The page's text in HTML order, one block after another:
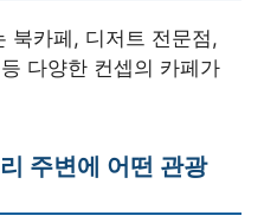
북카페, 디저트 전문점,
다양한 컨셉의 카페가
주변에 어떤 관광